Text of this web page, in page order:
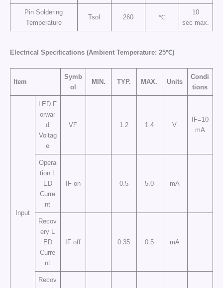
Pin Soldering
Temperature
Tsol 260 ℃
10
sec max.
Electrical Specifications (Ambient Temperature: 25℃)
Item
Symb
ol
MIN. TYP. MAX. Units
Condi
tions
Input
LED F
orwar
d
Voltag
e
VF 1.2 1.4 V
IF=10
mA
Opera
tion L
ED
Curre
nt
IF on 0.5 5.0 mA
Recov
ery L
ED
Curre
nt
IF off 0.35 0.5 mA
Recov